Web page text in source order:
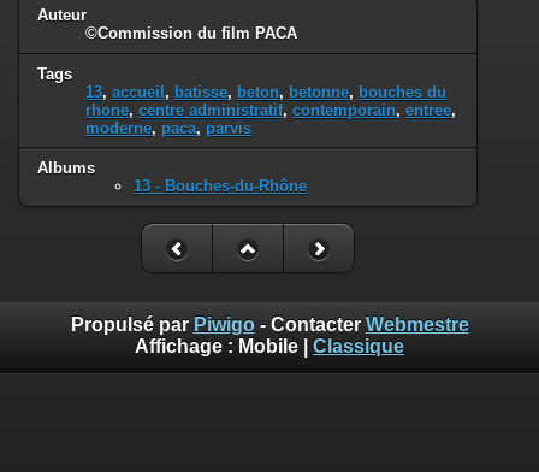
Auteur
©Commission du film PACA
Tags
13, accueil, batisse, beton, betonne, bouches du
rhone, centre administratif, contemporain, entree,
moderne, paca, parvis
Albums
13 - Bouches-du-Rhône
Propulsé par Piwigo- Contacter Webmestre
Affichage : Mobile Classique